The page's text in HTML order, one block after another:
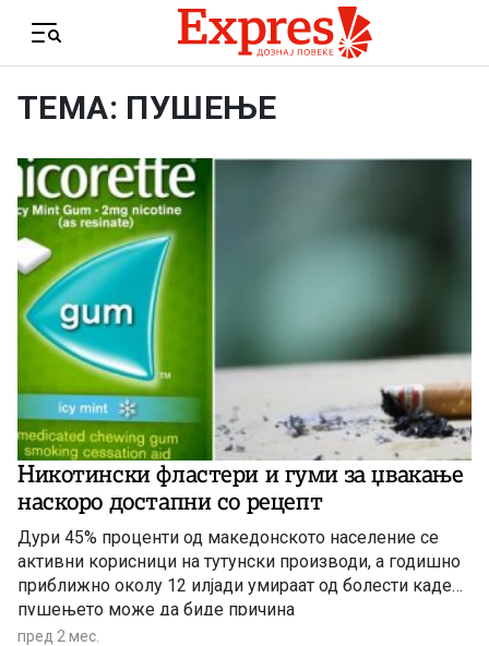
Menu
ТЕМА: ПУШЕЊЕ
Никотински фластери и гуми за џвакање
наскоро достапни со рецепт
Дури 45% проценти од македонското население се
активни корисници на тутунски производи, а годишно
приближно околу 12 илјади умираат од болести каде
пушењето може да биде причина
пред 2 мес.